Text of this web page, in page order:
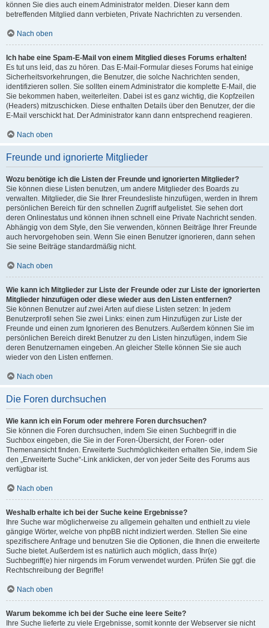
können Sie dies auch einem Administrator melden. Dieser kann dem
betreffenden Mitglied dann verbieten, Private Nachrichten zu versenden.
Nach oben
Ich habe eine Spam-E-Mail von einem Mitglied dieses Forums erhalten!
Es tut uns leid, das zu hören. Das E-Mail-Formular dieses Forums hat einige
Sicherheitsvorkehrungen, die Benutzer, die solche Nachrichten senden,
identifizieren sollen. Sie sollten einem Administrator die komplette E-Mail, die
Sie bekommen haben, weiterleiten. Dabei ist es ganz wichtig, die Kopfzeilen
(Headers) mitzuschicken. Diese enthalten Details über den Benutzer, der die
E-Mail verschickt hat. Der Administrator kann dann entsprechend reagieren.
Nach oben
Freunde und ignorierte Mitglieder
Wozu benötige ich die Listen der Freunde und ignorierten Mitglieder?
Sie können diese Listen benutzen, um andere Mitglieder des Boards zu
verwalten. Mitglieder, die Sie Ihrer Freundesliste hinzufügen, werden in Ihrem
persönlichen Bereich für den schnellen Zugriff aufgelistet. Sie sehen dort
deren Onlinestatus und können ihnen schnell eine Private Nachricht senden.
Abhängig von dem Style, den Sie verwenden, können Beiträge Ihrer Freunde
auch hervorgehoben sein. Wenn Sie einen Benutzer ignorieren, dann sehen
Sie seine Beiträge standardmäßig nicht.
Nach oben
Wie kann ich Mitglieder zur Liste der Freunde oder zur Liste der ignorierten
Mitglieder hinzufügen oder diese wieder aus den Listen entfernen?
Sie können Benutzer auf zwei Arten auf diese Listen setzen: In jedem
Benutzerprofil sehen Sie zwei Links: einen zum Hinzufügen zur Liste der
Freunde und einen zum Ignorieren des Benutzers. Außerdem können Sie im
persönlichen Bereich direkt Benutzer zu den Listen hinzufügen, indem Sie
deren Benutzernamen eingeben. An gleicher Stelle können Sie sie auch
wieder von den Listen entfernen.
Nach oben
Die Foren durchsuchen
Wie kann ich ein Forum oder mehrere Foren durchsuchen?
Sie können die Foren durchsuchen, indem Sie einen Suchbegriff in die
Suchbox eingeben, die Sie in der Foren-Übersicht, der Foren- oder
Themenansicht finden. Erweiterte Suchmöglichkeiten erhalten Sie, indem Sie
den „Erweiterte Suche“-Link anklicken, der von jeder Seite des Forums aus
verfügbar ist.
Nach oben
Weshalb erhalte ich bei der Suche keine Ergebnisse?
Ihre Suche war möglicherweise zu allgemein gehalten und enthielt zu viele
gängige Wörter, welche von phpBB nicht indiziert werden. Stellen Sie eine
spezifischere Anfrage und benutzen Sie die Optionen, die Ihnen die erweiterte
Suche bietet. Außerdem ist es natürlich auch möglich, dass Ihr(e)
Suchbegriff(e) hier nirgends im Forum verwendet wurden. Prüfen Sie ggf. die
Rechtschreibung der Begriffe!
Nach oben
Warum bekomme ich bei der Suche eine leere Seite?
Ihre Suche lieferte zu viele Ergebnisse, somit konnte der Webserver sie nicht